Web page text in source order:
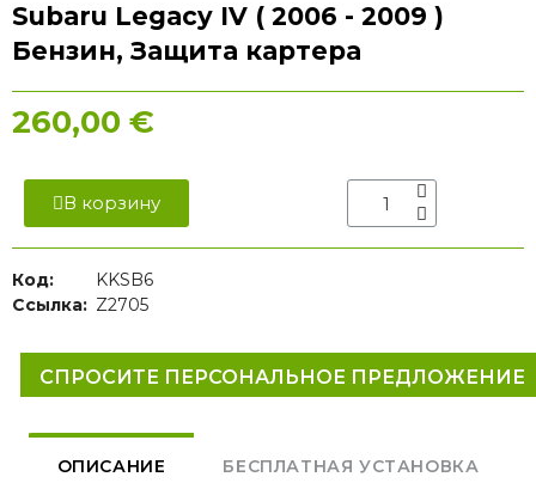
Subaru Legacy IV ( 2006 - 2009 )
Бензин, Защита картера
260,00 €
В корзину
Код:
KKSB6
Ссылка: Z2705
СПРОСИТЕ ПЕРСОНАЛЬНОЕ ПРЕДЛОЖЕНИЕ
ОПИСАНИЕ БЕСПЛАТНАЯ УСТАНОВКА